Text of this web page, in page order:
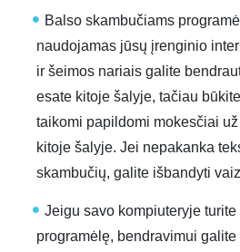
Balso skambučiams
naudojamas jūsų įrenginio
ir šeimos nariais galite
esate kitoje šalyje, tačiau
taikomi papildomi mokesčiai
kitoje šalyje. Jei nepakanka
skambučių, galite išbandyti
Jeigu savo kompiuteryje turite
programėlę, bendravimui